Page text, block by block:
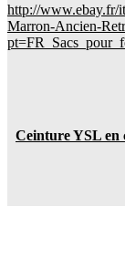
http://www.ebay.fr/
Marron-Ancien-
Ceinture YSL en